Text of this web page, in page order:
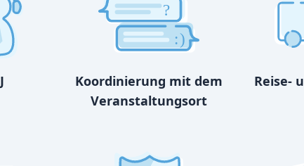
?
:)
Koordinierung mit dem
Veranstaltungsort
Reise-